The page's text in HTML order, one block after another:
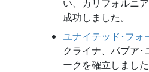
い、カリフォルニ
成功しました。
ユナイテッド･フォ
クライナ、パプア･
ークを確立しました